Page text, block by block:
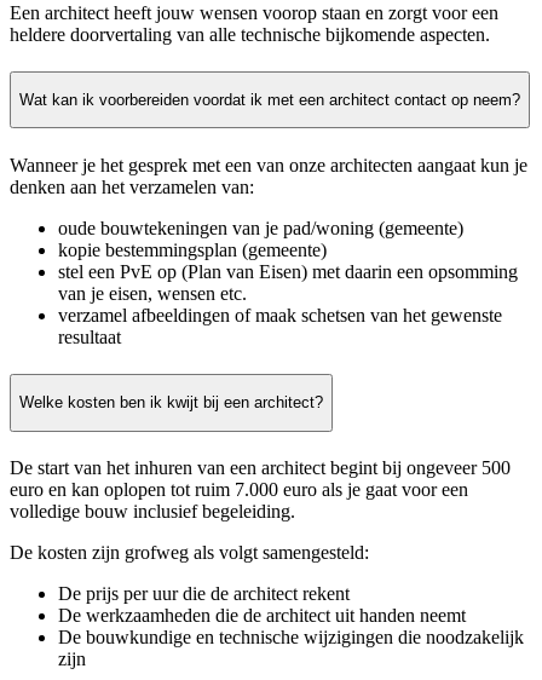
Een architect heeft jouw wensen voorop staan en zorgt voor een
heldere doorvertaling van alle technische bijkomende aspecten.
Wat kan ik voorbereiden voordat ik met een architect contact op neem?
Wanneer je het gesprek met een van onze architecten aangaat kun je
denken aan het verzamelen van:
oude bouwtekeningen van je pad/woning (gemeente)
kopie bestemmingsplan (gemeente)
stel een PvE op (Plan van Eisen) met daarin een opsomming
van je eisen, wensen etc.
verzamel afbeeldingen of maak schetsen van het gewenste
resultaat
Welke kosten ben ik kwijt bij een architect?
De start van het inhuren van een architect begint bij ongeveer 500
euro en kan oplopen tot ruim 7.000 euro als je gaat voor een
volledige bouw inclusief begeleiding.
De kosten zijn grofweg als volgt samengesteld:
De prijs per uur die de architect rekent
De werkzaamheden die de architect uit handen neemt
De bouwkundige en technische wijzigingen die noodzakelijk
zijn